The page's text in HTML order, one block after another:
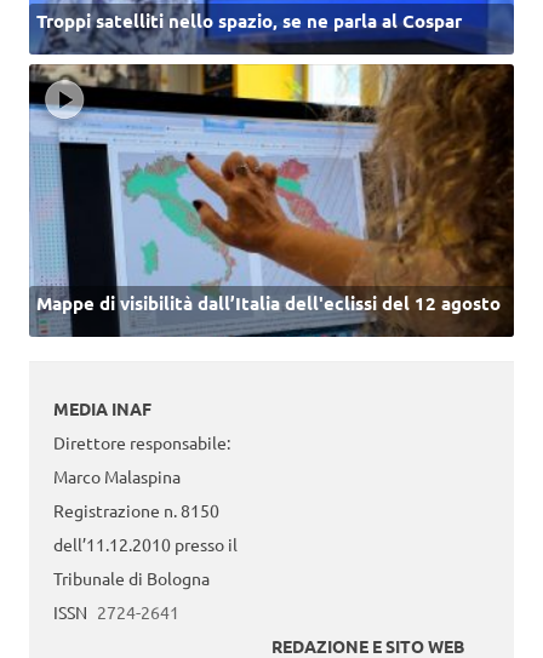
Troppi satelliti nello spazio, se ne parla al Cospar
Mappe di visibilità dall’Italia dell'eclissi del 12 agosto
MEDIA INAF
Direttore responsabile:
Marco Malaspina
Registrazione n. 8150
dell’11.12.2010 presso il
Tribunale di Bologna
ISSN 2724-2641
REDAZIONE E SITO WEB